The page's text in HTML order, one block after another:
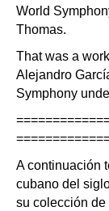
World
Thomas.
That was a
Alejandro
Symphony
A continuación
cubano del
su colección de